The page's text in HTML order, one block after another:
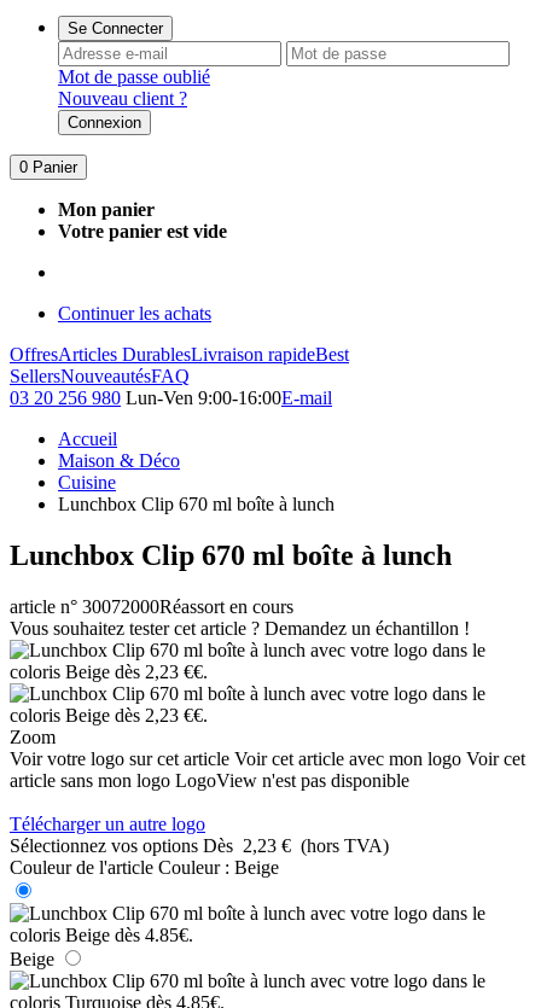
Se Connecter
Mot de passe oublié
Nouveau client ?
Connexion
0 Panier
Mon panier
Votre panier est vide
Continuer les achats
OffresArticles DurablesLivraison rapideBest
SellersNouveautésFAQ
03 20 256 980 Lun-Ven 9:00-16:00E-mail
Accueil
Maison & Déco
Cuisine
Lunchbox Clip 670 ml boîte à lunch
Lunchbox Clip 670 ml boîte à lunch
article n° 30072000Réassort en cours
Vous souhaitez tester cet article ? Demandez un échantillon !
Zoom
Voir votre logo sur cet article Voir cet article avec mon logo Voir cet
article sans mon logo LogoView n'est pas disponible
Télécharger un autre logo
Sélectionnez vos options Dès 2,23 € (hors TVA)
Couleur de l'article Couleur : Beige
Beige